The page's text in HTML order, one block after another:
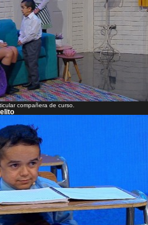
compañera de curso.